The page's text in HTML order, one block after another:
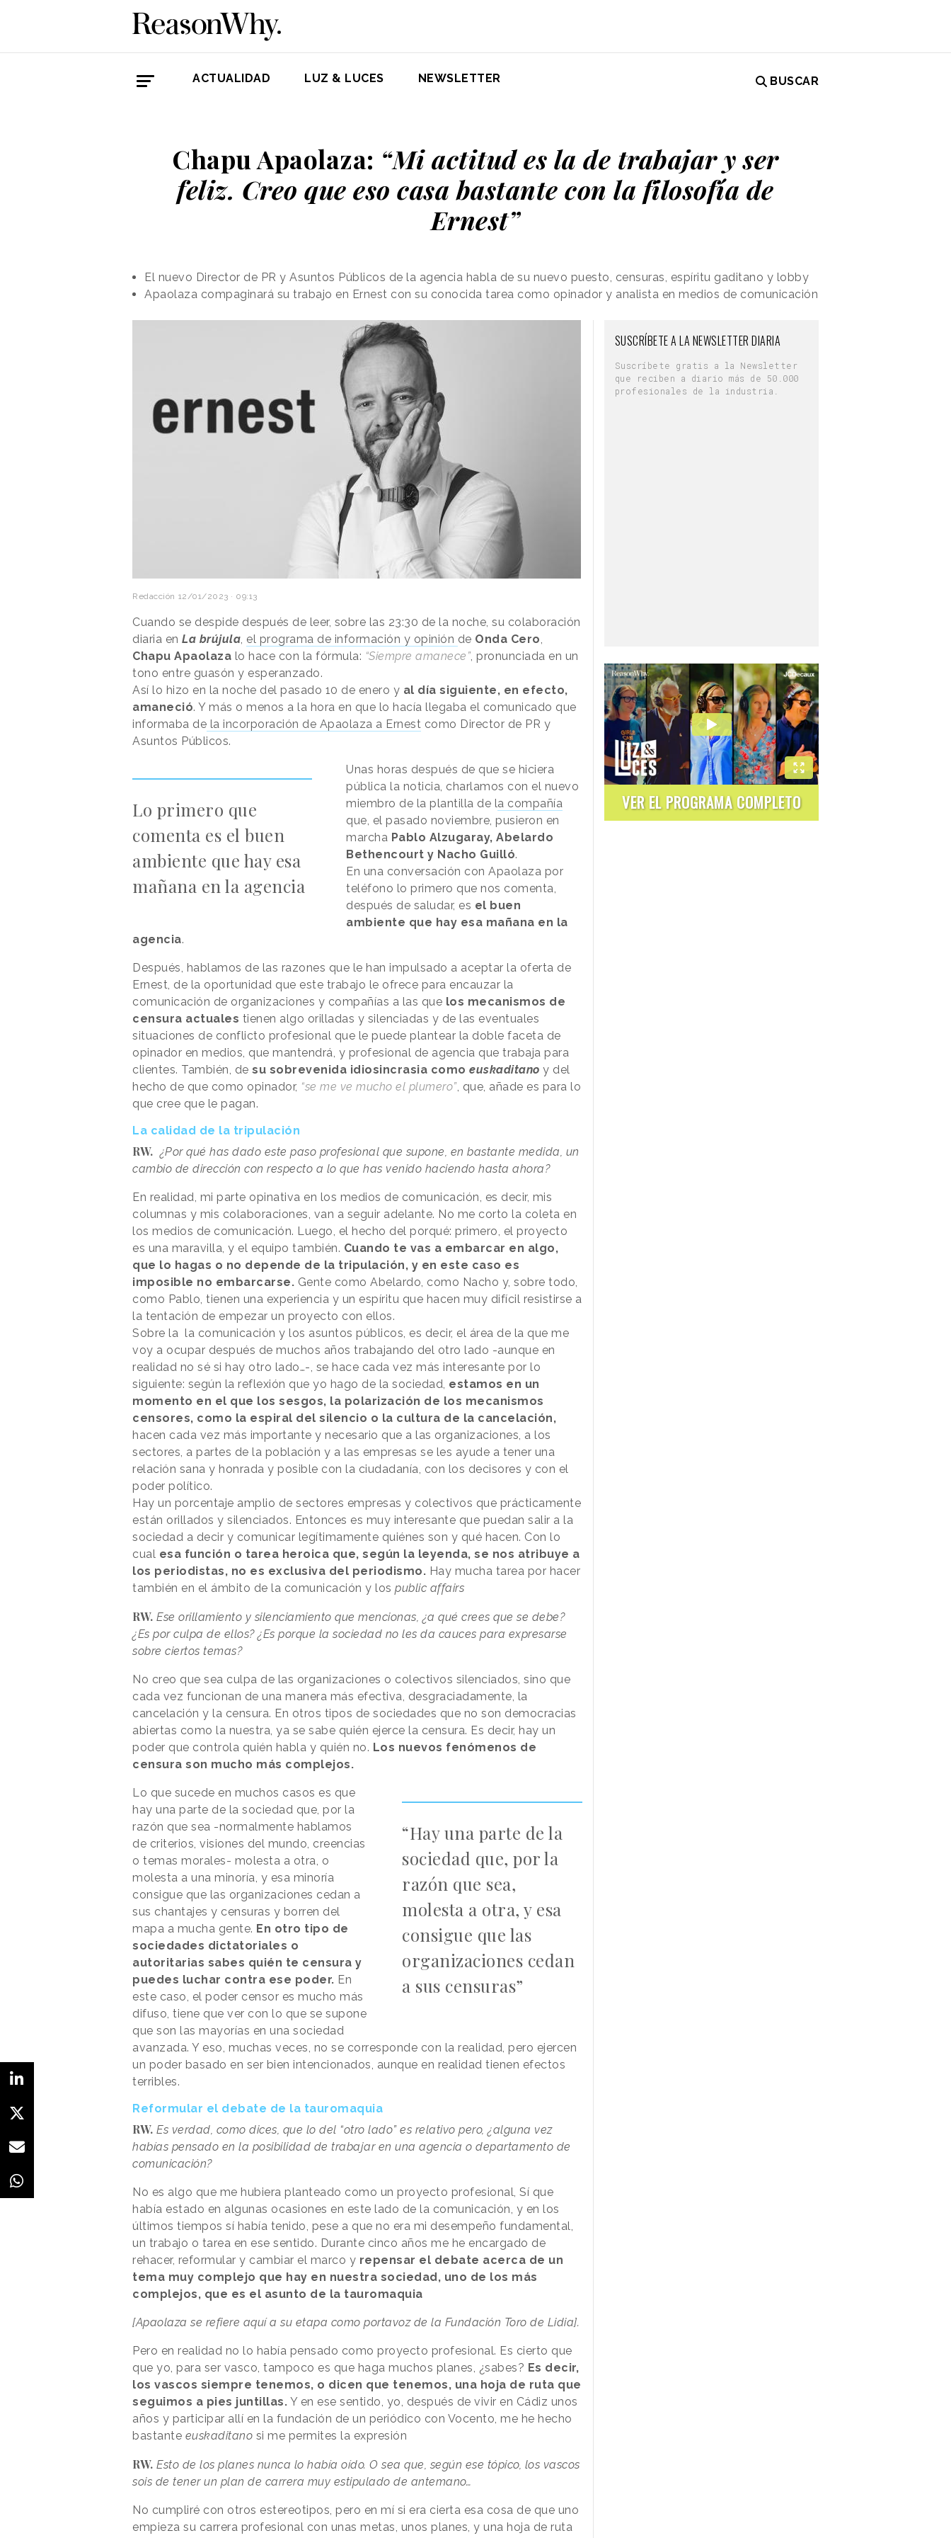
ACTUALIDAD LUZ & LUCES NEWSLETTER BUSCAR
Chapu Apaolaza: “Mi actitud es la de trabajar y ser
feliz. Creo que eso casa bastante con la filosofía de
Ernest”
El nuevo Director de PR y Asuntos Públicos de la agencia habla de su nuevo puesto, censuras, espíritu gaditano y lobby
Apaolaza compaginará su trabajo en Ernest con su conocida tarea como opinador y analista en medios de comunicación
Redacción 12/01/2023 · 09:13
Cuando se despide después de leer, sobre las 23:30 de la noche, su colaboración
diaria en La brújula el programa de información y opinión de Onda Cero
Chapu Apaolaza lo hace con la fórmula: “Siempre amanece” , pronunciada en un
tono entre guasón y esperanzado.
Así lo hizo en la noche del pasado 10 de enero y al día siguiente, en efecto,
amaneció. Y más o menos a la hora en que lo hacía llegaba el comunicado que
informaba de la incorporación de Apaolaza a Ernest como Director de PR y
Asuntos Públicos.
Lo primero que
comenta es el buen
ambiente que hay esa
mañana en la agencia
Unas horas después de que se hiciera
pública la noticia, charlamos con el nuevo
miembro de la plantilla de la compañía
que, el pasado noviembre, pusieron en
marcha Pablo Alzugaray, Abelardo
Bethencourt y Nacho Guilló.
En una conversación con Apaolaza por
teléfono lo primero que nos comenta,
después de saludar, es el buen
ambiente que hay esa mañana en la
agencia.
Después, hablamos de las razones que le han impulsado a aceptar la oferta de
Ernest, de la oportunidad que este trabajo le ofrece para encauzar la
comunicación de organizaciones y compañías a las que los mecanismos de
censura actuales tienen algo orilladas y silenciadas y de las eventuales
situaciones de conflicto profesional que le puede plantear la doble faceta de
opinador en medios, que mantendrá, y profesional de agencia que trabaja para
clientes. También, de su sobrevenida idiosincrasia como euskaditano y del
hecho de que como opinador, “se me ve mucho el plumero” , que, añade es para lo
que cree que le pagan.
La calidad de la tripulación
RW. ¿Por qué has dado este paso profesional que supone, en bastante medida, un
cambio de dirección con respecto a lo que has venido haciendo hasta ahora?
En realidad, mi parte opinativa en los medios de comunicación, es decir, mis
columnas y mis colaboraciones, van a seguir adelante. No me corto la coleta en
los medios de comunicación. Luego, el hecho del porqué: primero, el proyecto
es una maravilla, y el equipo también. Cuando te vas a embarcar en algo,
que lo hagas o no depende de la tripulación, y en este caso es
imposible no embarcarse. Gente como Abelardo, como Nacho y, sobre todo,
como Pablo, tienen una experiencia y un espíritu que hacen muy difícil resistirse a
la tentación de empezar un proyecto con ellos.
Sobre la la comunicación y los asuntos públicos, es decir, el área de la que me
voy a ocupar después de muchos años trabajando del otro lado -aunque en
realidad no sé si hay otro lado…-, se hace cada vez más interesante por lo
siguiente: según la reflexión que yo hago de la sociedad, estamos en un
momento en el que los sesgos, la polarización de los mecanismos
censores, como la espiral del silencio o la cultura de la cancelación,
hacen cada vez más importante y necesario que a las organizaciones, a los
sectores, a partes de la población y a las empresas se les ayude a tener una
relación sana y honrada y posible con la ciudadanía, con los decisores y con el
poder político.
Hay un porcentaje amplio de sectores empresas y colectivos que prácticamente
están orillados y silenciados. Entonces es muy interesante que puedan salir a la
sociedad a decir y comunicar legítimamente quiénes son y qué hacen. Con lo
cual esa función o tarea heroica que, según la leyenda, se nos atribuye a
los periodistas, no es exclusiva del periodismo. Hay mucha tarea por hacer
también en el ámbito de la comunicación y los public affairs
RW. Ese orillamiento y silenciamiento que mencionas, ¿a qué crees que se debe?
¿Es por culpa de ellos? ¿Es porque la sociedad no les da cauces para expresarse
sobre ciertos temas?
No creo que sea culpa de las organizaciones o colectivos silenciados, sino que
cada vez funcionan de una manera más efectiva, desgraciadamente, la
cancelación y la censura. En otros tipos de sociedades que no son democracias
abiertas como la nuestra, ya se sabe quién ejerce la censura. Es decir, hay un
poder que controla quién habla y quién no. Los nuevos fenómenos de
censura son mucho más complejos.
“Hay una parte de la
sociedad que, por la
razón que sea,
molesta a otra, y esa
consigue que las
organizaciones cedan
a sus censuras”
Lo que sucede en muchos casos es que
hay una parte de la sociedad que, por la
razón que sea -normalmente hablamos
de criterios, visiones del mundo, creencias
o temas morales- molesta a otra, o
molesta a una minoría, y esa minoría
consigue que las organizaciones cedan a
sus chantajes y censuras y borren del
mapa a mucha gente. En otro tipo de
sociedades dictatoriales o
autoritarias sabes quién te censura y
puedes luchar contra ese poder. En
este caso, el poder censor es mucho más
difuso, tiene que ver con lo que se supone
que son las mayorías en una sociedad
avanzada. Y eso, muchas veces, no se corresponde con la realidad, pero ejercen
un poder basado en ser bien intencionados, aunque en realidad tienen efectos
terribles.
Reformular el debate de la tauromaquia
RW. Es verdad, como dices, que lo del “otro lado” es relativo pero, ¿alguna vez
habías pensado en la posibilidad de trabajar en una agencia o departamento de
comunicación?
No es algo que me hubiera planteado como un proyecto profesional, Sí que
había estado en algunas ocasiones en este lado de la comunicación, y en los
últimos tiempos sí había tenido, pese a que no era mi desempeño fundamental,
un trabajo o tarea en ese sentido. Durante cinco años me he encargado de
rehacer, reformular y cambiar el marco y repensar el debate acerca de un
tema muy complejo que hay en nuestra sociedad, uno de los más
complejos, que es el asunto de la tauromaquia
[Apaolaza se refiere aquí a su etapa como portavoz de la Fundación Toro de Lidia].
Pero en realidad no lo había pensado como proyecto profesional. Es cierto que
que yo, para ser vasco, tampoco es que haga muchos planes, ¿sabes? Es decir,
los vascos siempre tenemos, o dicen que tenemos, una hoja de ruta que
seguimos a pies juntillas. Y en ese sentido, yo, después de vivir en Cádiz unos
años y participar allí en la fundación de un periódico con Vocento, me he hecho
bastante euskaditano si me permites la expresión
RW. Esto de los planes nunca lo había oído. O sea que, según ese tópico, los vascos
sois de tener un plan de carrera muy estipulado de antemano…
No cumpliré con otros estereotipos, pero en mí si era cierta esa cosa de que uno
empieza su carrera profesional con unas metas, unos planes, y una hoja de ruta
SUSCRÍBETE A LA NEWSLETTER DIARIA
Suscríbete gratis a la Newsletter
que reciben a diario más de 50.000
profesionales de la industria.
VER EL PROGRAMA COMPLETO